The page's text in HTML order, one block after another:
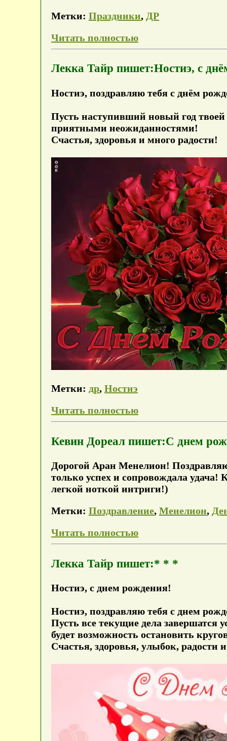
Метки: Праздники, ДР
Читать полностью
Лекка Тайр пишет:Ностиэ, с
Ностиэ, поздравляю тебя с днём
Пусть наступивший новый год
приятными неожиданностями!
Счастья, здоровья и много радости!
Метки: др, Ностиэ
Читать полностью
Кевин Дореал пишет:С днем
Дорогой Аран Менелион!
только успех и сопровождала
легкой ноткой интриги!)
Метки: Поздравление, Менелион,
Читать полностью
Лекка Тайр пишет:* * *
Ностиэ, с днем рождения!
Ностиэ, поздравляю тебя с днем
Пусть все текущие дела завершатся
будет возможность остановить
Счастья, здоровья, улыбок, радости